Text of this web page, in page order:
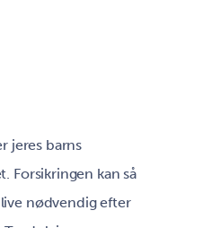
jeres barns
Forsikringen kan så
nødvendig efter